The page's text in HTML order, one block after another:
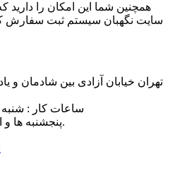
همچنین شما این امکان را
سایت نگهبان سیستم ثبت سفارش
تهران خیابان آزادی بین شادمان و
پنجشنبه ها و ایام تعطیل شرکت تعطیل است.